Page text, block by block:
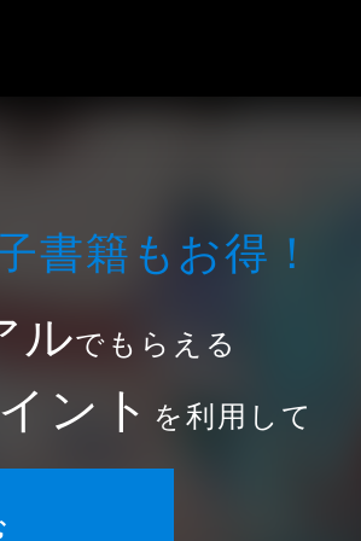
書籍もお得！
ルでもらえる
ント を利用して